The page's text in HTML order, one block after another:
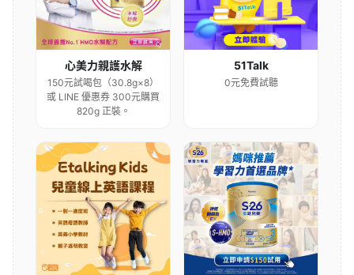
心美力親護水解
150元試喝包（30.8g×8）
或 LINE 優惠券 300元購買
820g 正裝。
51Talk
0元免費試聽